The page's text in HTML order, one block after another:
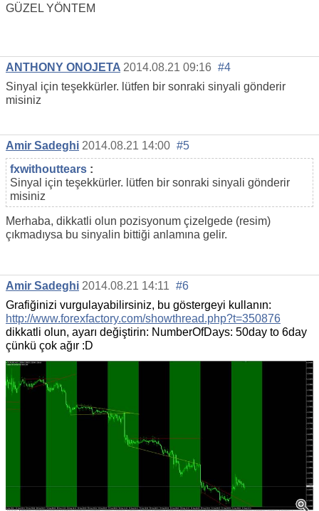
GÜZEL YÖNTEM
ANTHONY ONOJETA 2014.08.21 09:16 #4
Sinyal için teşekkürler. lütfen bir sonraki sinyali gönderir
misiniz
Amir Sadeghi 2014.08.21 14:00 #5
fxwithouttears :
Sinyal için teşekkürler. lütfen bir sonraki sinyali gönderir
misiniz
Merhaba, dikkatli olun pozisyonum çizelgede (resim)
çıkmadıysa bu sinyalin bittiği anlamına gelir.
Amir Sadeghi 2014.08.21 14:11 #6
Grafiğinizi vurgulayabilirsiniz, bu göstergeyi kullanın:
http://www.forexfactory.com/showthread.php?t=350876
dikkatli olun, ayarı değiştirin: NumberOfDays: 50day to 6day
çünkü çok ağır :D